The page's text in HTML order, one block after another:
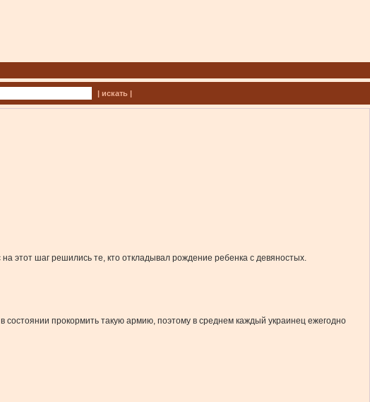
| искать |
этот шаг решились те, кто откладывал рождение ребенка с девяностых.
прокормить такую армию, поэтому в среднем каждый украинец ежегодно